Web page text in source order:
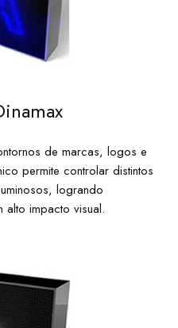
de marcas, logos e
permite controlar distintos
logrando
alto impacto visual.